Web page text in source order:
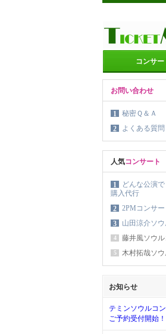
コンサ
お問い合わせ
1
秘密Ｑ＆Ａ
2
よくある質問
人気コンサート
1
どんな公演
購入代行
2
2PMコンサー
3
山田涼介ソ
4 藤井風ソウル
5 木村拓哉ソ
お知らせ
テミンソウルコ
ご予約受付開始！